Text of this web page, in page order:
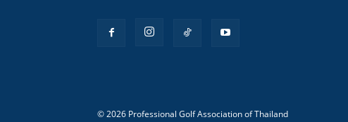
© 2026 Professional Golf Association of Thailand